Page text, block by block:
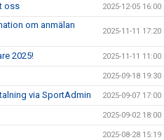
oss 2025-12-05 16:00
om anmälan
2025-11-11 17:20
2025! 2025-11-11 11:00
2025-09-18 19:30
via SportAdmin 2025-09-07 17:00
2025-09-02 18:00
2025-08-28 15:19